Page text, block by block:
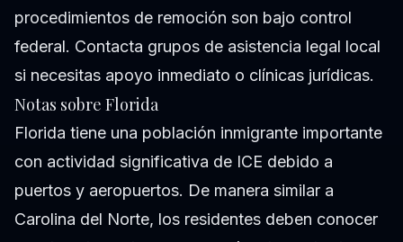
procedimientos de remoción son bajo control
federal. Contacta grupos de asistencia legal local
si necesitas apoyo inmediato o clínicas jurídicas.
Notas sobre Florida
Florida tiene una población inmigrante importante
con actividad significativa de ICE debido a
puertos y aeropuertos. De manera similar a
Carolina del Norte, los residentes deben conocer